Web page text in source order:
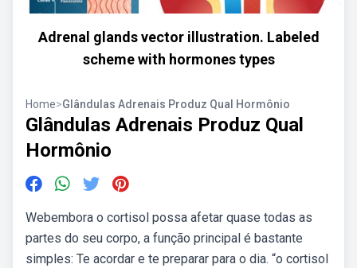
Adrenal glands vector illustration. Labeled
scheme with hormones types
Home>Glândulas Adrenais Produz Qual Hormônio
Glândulas Adrenais Produz Qual
Hormônio
Webembora o cortisol possa afetar quase todas as
partes do seu corpo, a função principal é bastante
simples: Te acordar e te preparar para o dia. “o cortisol